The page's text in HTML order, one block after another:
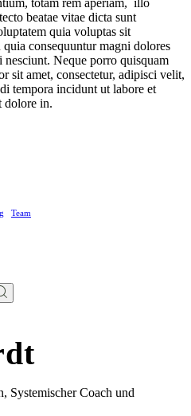
totam rem aperiam, illo
beatae vitae dicta sunt
quia voluptas sit
consequuntur magni dolores
nesciunt. Neque porro quisquam
sit amet, consectetur, adipisci velit,
tempora incidunt ut labore et
dolore in.
Team
Systemischer Coach und